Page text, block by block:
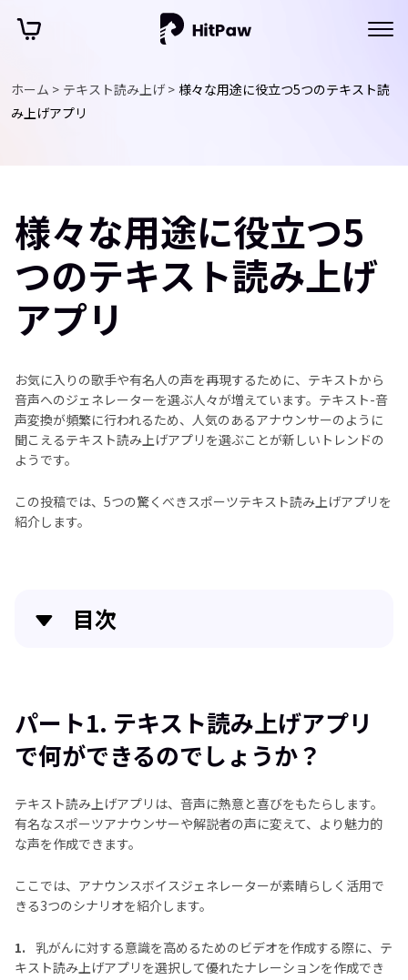
ホーム > テキスト読み上げ > 様々な用途に役立つ5つのテキスト読
み上げアプリ
様々な用途に役立つ5
つのテキスト読み上げ
アプリ
お気に入りの歌手や有名人の声を再現するために、テキストから
音声へのジェネレーターを選ぶ人々が増えています。テキスト-音
声変換が頻繁に行われるため、人気のあるアナウンサーのように
聞こえるテキスト読み上げアプリを選ぶことが新しいトレンドの
ようです。
この投稿では、5つの驚くべきスポーツテキスト読み上げアプリを
紹介します。
目次
簡単かつ機能性抜群の動画編集ソフト
パート1. テキスト読み上げアプリで何ができるので
しょうか？
パート2. 5つの素晴らしいテキスト読み上げアプリ
ーター — HitPaw Video Editor
要約
パート1. テキスト読み上げアプリ
で何ができるのでしょうか？
テキスト読み上げアプリは、音声に熱意と喜びをもたらします。
有名なスポーツアナウンサーや解説者の声に変えて、より魅力的
な声を作成できます。
ここでは、アナウンスボイスジェネレーターが素晴らしく活用で
きる3つのシナリオを紹介します。
1.
乳がんに対する意識を高めるためのビデオを作成する際に、テ
キスト読み上げアプリを選択して優れたナレーションを作成でき